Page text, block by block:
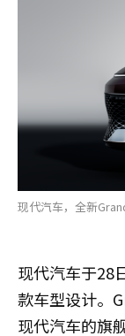
现代汽车，全新
现代汽车于28
款车型设计。
现代汽车的旗